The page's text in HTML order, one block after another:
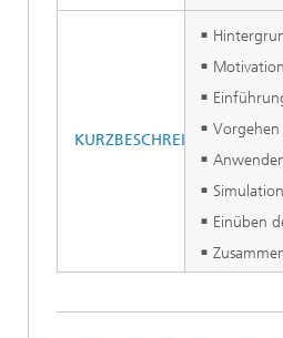
Einüben
KURZBESCHREIBUNG DER